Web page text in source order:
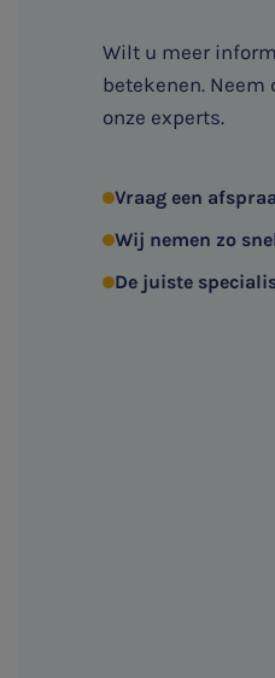
Wilt u meer
betekenen.
onze experts.
Vraag een
Wij nemen zo
De juiste